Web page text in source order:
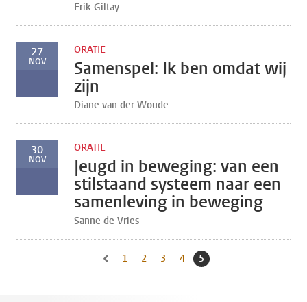
Erik Giltay
27
NOV
ORATIE
Samenspel: Ik ben omdat wij
zijn
Diane van der Woude
30
NOV
ORATIE
Jeugd in beweging: van een
stilstaand systeem naar een
samenleving in beweging
Sanne de Vries
Naar vorige pagina, pagina 4
Naar pagina
1 Naar pagina
2 Naar pagina
3 Naar pagina
4 Huidige pagina, pagina
5